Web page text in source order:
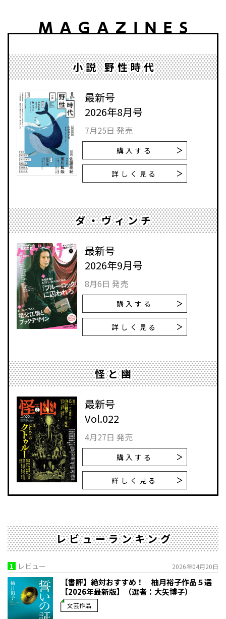
小説 野性時代
最新号
2026年8月号
7月25日 発売
購入する
詳しく見る
ダ・ヴィンチ
最新号
2026年9月号
8月6日 発売
購入する
詳しく見る
怪と幽
最新号
Vol.022
4月27日 発売
購入する
詳しく見る
レビューランキング
1 レビュー 2026年04月20日
【書評】絶対おすすめ！ 柚月裕子作品５選
【2026年最新版】（選者：大矢博子）
文芸作品